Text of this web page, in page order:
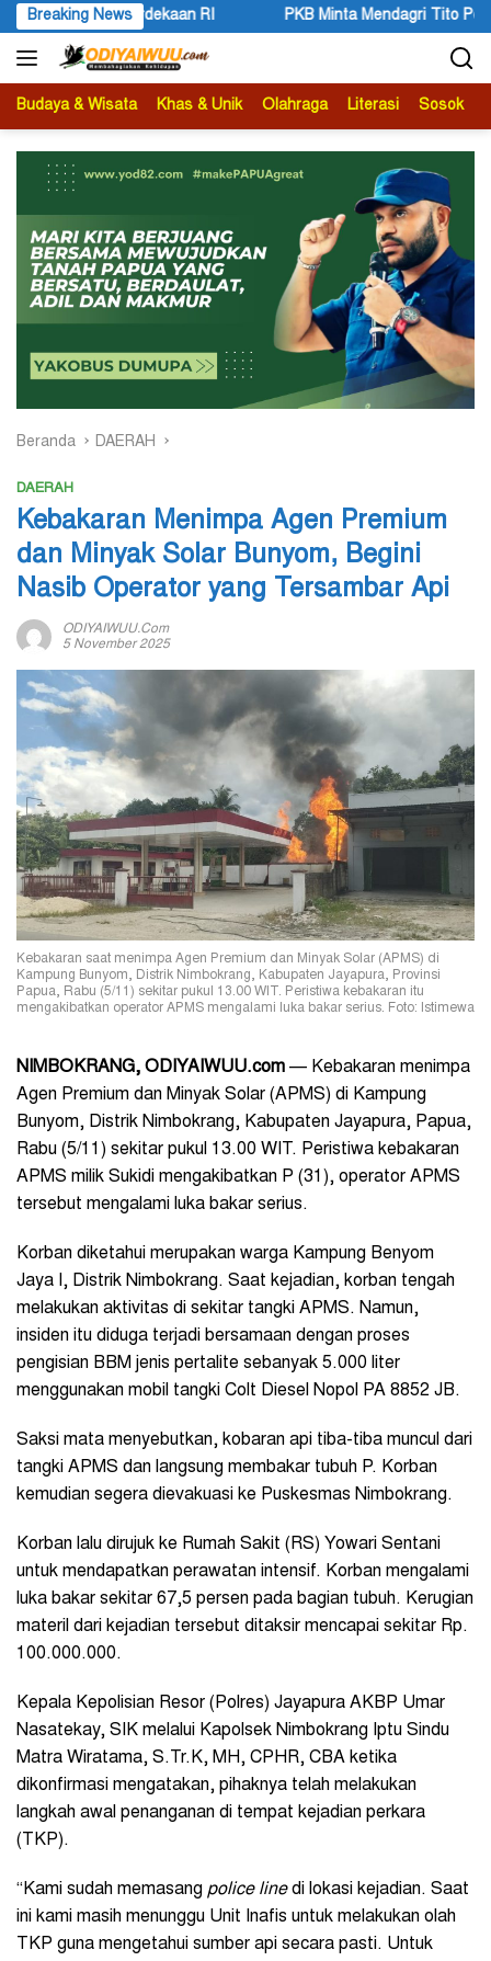
Langsung
ke
konten
Breaking News
Mendagri Tito Perhatikan Keaktifan Ismail Asso sebagai Anggota
Budaya & Wisata Khas & Unik Olahraga Literasi Sosok
Beranda DAERAH
DAERAH
Kebakaran Menimpa Agen Premium
dan Minyak Solar Bunyom, Begini
Nasib Operator yang Tersambar Api
ODIYAIWUU.com
5 November 2025
Kebakaran saat menimpa Agen Premium dan Minyak Solar (APMS) di
Kampung Bunyom, Distrik Nimbokrang, Kabupaten Jayapura, Provinsi
Papua, Rabu (5/11) sekitar pukul 13.00 WIT. Peristiwa kebakaran itu
mengakibatkan operator APMS mengalami luka bakar serius. Foto: Istimewa
NIMBOKRANG, ODIYAIWUU.com — Kebakaran menimpa
Agen Premium dan Minyak Solar (APMS) di Kampung
Bunyom, Distrik Nimbokrang, Kabupaten Jayapura, Papua,
Rabu (5/11) sekitar pukul 13.00 WIT. Peristiwa kebakaran
APMS milik Sukidi mengakibatkan P (31), operator APMS
tersebut mengalami luka bakar serius.
Korban diketahui merupakan warga Kampung Benyom
Jaya I, Distrik Nimbokrang. Saat kejadian, korban tengah
melakukan aktivitas di sekitar tangki APMS. Namun,
insiden itu diduga terjadi bersamaan dengan proses
pengisian BBM jenis pertalite sebanyak 5.000 liter
menggunakan mobil tangki Colt Diesel Nopol PA 8852 JB.
Saksi mata menyebutkan, kobaran api tiba-tiba muncul dari
tangki APMS dan langsung membakar tubuh P. Korban
kemudian segera dievakuasi ke Puskesmas Nimbokrang.
Korban lalu dirujuk ke Rumah Sakit (RS) Yowari Sentani
untuk mendapatkan perawatan intensif. Korban mengalami
luka bakar sekitar 67,5 persen pada bagian tubuh. Kerugian
materil dari kejadian tersebut ditaksir mencapai sekitar Rp.
100.000.000.
Kepala Kepolisian Resor (Polres) Jayapura AKBP Umar
Nasatekay, SIK melalui Kapolsek Nimbokrang Iptu Sindu
Matra Wiratama, S.Tr.K, MH, CPHR, CBA ketika
dikonfirmasi mengatakan, pihaknya telah melakukan
langkah awal penanganan di tempat kejadian perkara
(TKP).
“Kami sudah memasang police linedi lokasi kejadian. Saat
ini kami masih menunggu Unit Inafis untuk melakukan olah
TKP guna mengetahui sumber api secara pasti. Untuk